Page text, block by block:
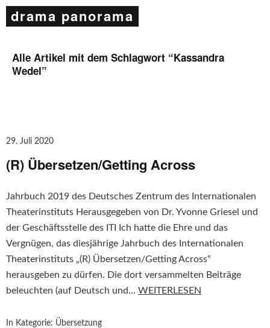
drama panorama
Alle Artikel mit dem Schlagwort “Kassandra
Wedel”
29. Juli 2020
(R) Übersetzen/Getting Across
Jahrbuch 2019 des Deutsches Zentrum des Internationalen
Theaterinstituts Herausgegeben von Dr. Yvonne Griesel und
der Geschäftsstelle des ITI Ich hatte die Ehre und das
Vergnügen, das diesjährige Jahrbuch des Internationalen
Theaterinstituts „(R) Übersetzen/Getting Across“
herausgeben zu dürfen. Die dort versammelten Beiträge
beleuchten (auf Deutsch und… WEITERLESEN
In Kategorie: Übersetzung